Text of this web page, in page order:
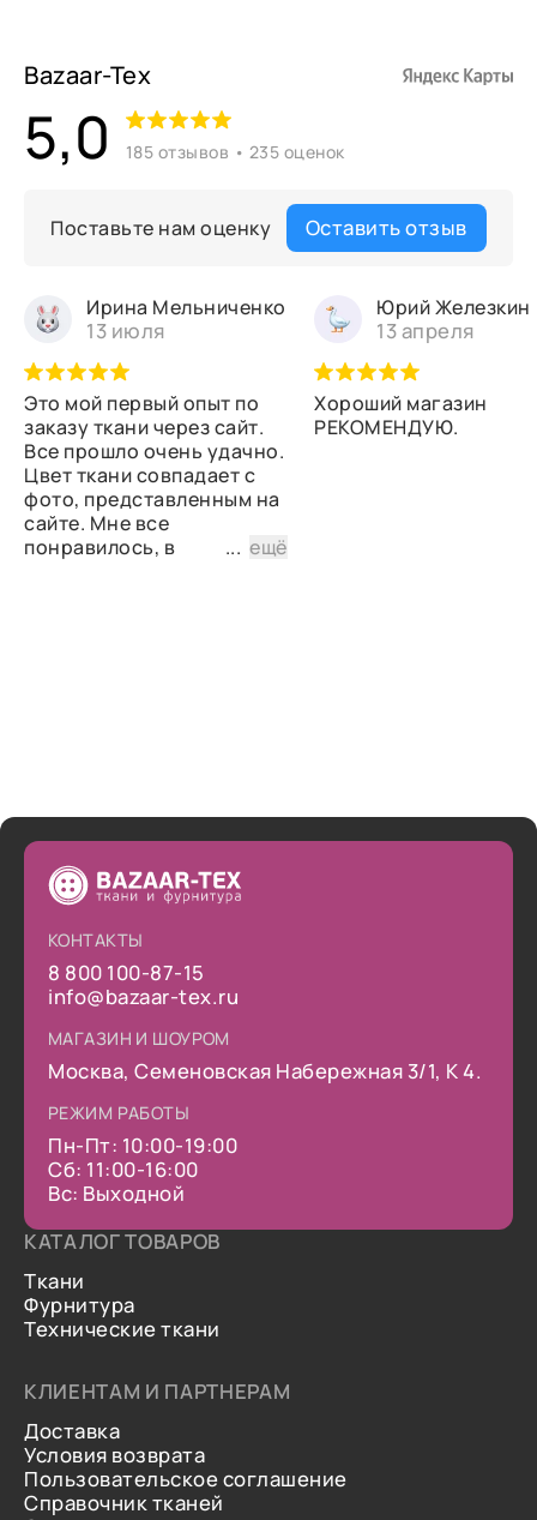
Bazaar-Tex
5,0 185 отзывов • 235 оценок
Поставьте нам оценку Оставить отзыв
Ирина Мельниченко
13 июля
Это мой первый опыт по
заказу ткани через сайт.
Все прошло очень удачно.
Цвет ткани совпадает с
фото, представленным на
сайте. Мне все
понравилось, в
...ещё
Юрий Железкин
13 апреля
Хороший магазин
РЕКОМЕНДУЮ.
КОНТАКТЫ
8 800 100-87-15
info@bazaar-tex.ru
МАГАЗИН И ШОУРОМ
Москва, Семеновская Набережная 3/1, К 4.
РЕЖИМ РАБОТЫ
Пн-Пт: 10:00-19:00
Сб: 11:00-16:00
Вс: Выходной
КАТАЛОГ ТОВАРОВ
Ткани
Фурнитура
Технические ткани
КЛИЕНТАМ И ПАРТНЕРАМ
Доставка
Условия возврата
Пользовательское соглашение
Справочник тканей